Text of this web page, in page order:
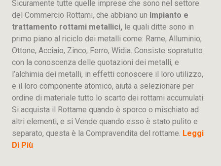
Sicuramente tutte quelle imprese che sono nel settore
del Commercio Rottami, che abbiano un Impianto e
trattamento rottami metallici, le quali ditte sono in
primo piano al riciclo dei metalli come: Rame, Alluminio,
Ottone, Acciaio, Zinco, Ferro, Widia. Consiste sopratutto
con la conoscenza delle quotazioni dei metalli, e
l’alchimia dei metalli, in effetti conoscere il loro utilizzo,
e il loro componente atomico, aiuta a selezionare per
ordine di materiale tutto lo scarto dei rottami accumulati.
Si acquista il Rottame quando è sporco o mischiato ad
altri elementi, e si Vende quando esso è stato pulito e
separato, questa è la Compravendita del rottame. Leggi
Di Più